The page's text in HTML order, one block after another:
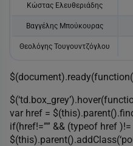
Κώστας Ελευθεριάδης
Βαγγέλης Μπούκουρας
Θεολόγης Τουγουντζόγλου
var href =
if(href!=”” && (typeof href )!=